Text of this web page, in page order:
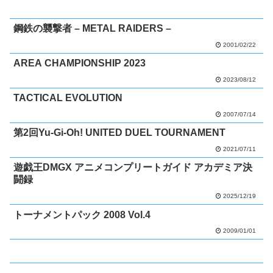
鋼鉄の襲撃者 – METAL RAIDERS –
2001/02/22
AREA CHAMPIONSHIP 2023
2023/08/12
TACTICAL EVOLUTION
2007/07/14
第2回Yu-Gi-Oh! UNITED DUEL TOURNAMENT
2021/07/11
遊戯王DMGX アニメコンプリートガイド アカデミア決
闘録
2025/12/19
トーナメントパック 2008 Vol.4
2009/01/01